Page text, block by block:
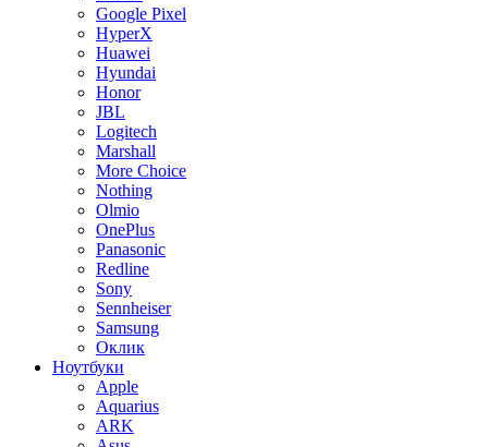
Google Pixel
HyperX
Huawei
Hyundai
Honor
JBL
Logitech
Marshall
More Choice
Nothing
Olmio
OnePlus
Panasonic
Redline
Sony
Sennheiser
Samsung
Оклик
Ноутбуки
Apple
Aquarius
ARK